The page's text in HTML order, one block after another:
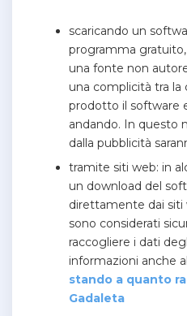
scaricando un
programma
una fonte non
una complicità tra la
prodotto il software
andando. In questo
dalla pubblicità
tramite siti web: in
un download del
direttamente dai siti
sono considerati
raccogliere i dati
informazioni anche
stando a quanto
Gadaleta